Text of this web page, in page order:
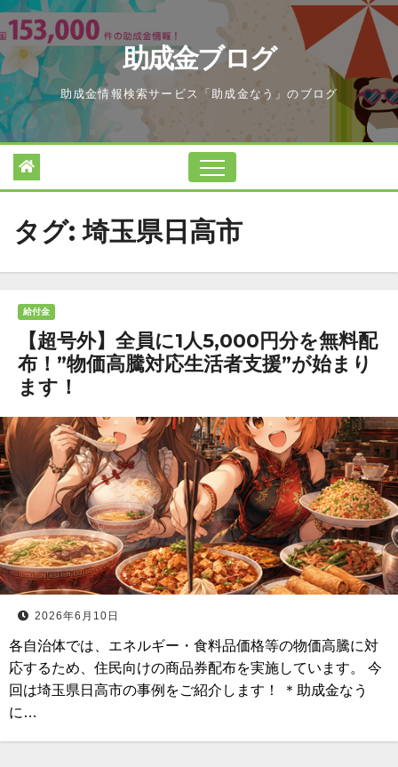
Skip
to
content
助成金ブログ
助成金情報検索サービス「助成金なう」のブログ
タグ:埼玉県日高市
給付金
【超号外】全員に1人5,000円分を無料配
布！”物価高騰対応生活者支援”が始まり
ます！
2026年6月10日
各自治体では、エネルギー・食料品価格等の物価高騰に対
応するため、住民向けの商品券配布を実施しています。 今
回は埼玉県日高市の事例をご紹介します！ ＊助成金なう
に…